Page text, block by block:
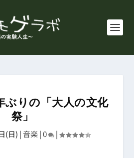
りの「大人の文化
祭」
(日) | 音楽|0 |